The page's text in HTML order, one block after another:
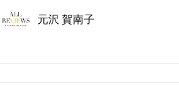
元沢 賀南子